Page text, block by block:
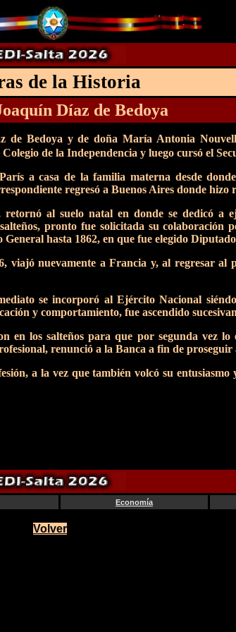
de la Historia
Díaz de Bedoya
de Bedoya y de doña María Antonia
de la Independencia y luego cursó el
a casa de la familia materna desde
regresó a Buenos Aires donde hizo
retornó al suelo natal en donde se dedicó a
pronto fue solicitada su
hasta 1862, en que fue elegido
viajó nuevamente a Francia y, al regresar al
se incorporó al Ejército Nacional
y comportamiento, fue ascendido
en los salteños para que por segunda vez
renunció a la Banca a fin de
a la vez que también volcó su
Economía
Volver